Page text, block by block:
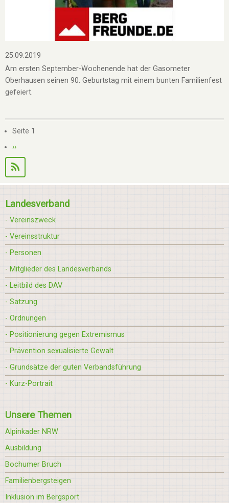
25.09.2019
Am ersten September-Wochenende hat der Gasometer
Oberhausen seinen 90. Geburtstag mit einem bunten Familienfest
gefeiert.
Seitennummerierung
Seite 1
Nächste
Seite
››
Landesverband
- Vereinszweck
- Vereinsstruktur
- Personen
- Mitglieder des Landesverbands
- Leitbild des DAV
- Satzung
- Ordnungen
- Positionierung gegen Extremismus
- Prävention sexualisierte Gewalt
- Grundsätze der guten Verbandsführung
- Kurz-Portrait
Unsere Themen
Alpinkader NRW
Ausbildung
Bochumer Bruch
Familienbergsteigen
Inklusion im Bergsport